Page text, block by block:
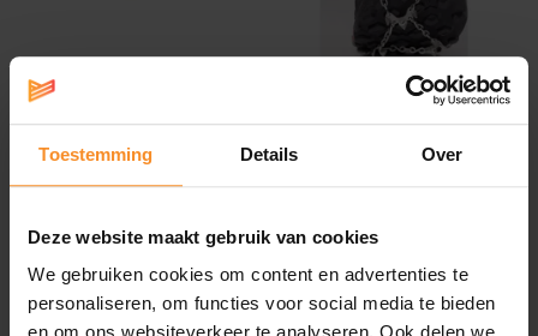
Toestemming Details Over
Deze website maakt gebruik van cookies
We gebruiken cookies om content en advertenties te
personaliseren, om functies voor social media te bieden
Salewa Pedroc 2 Mid PTX
Dames
€ 159.95
Salewa Ultralight MTN
€ 44.40